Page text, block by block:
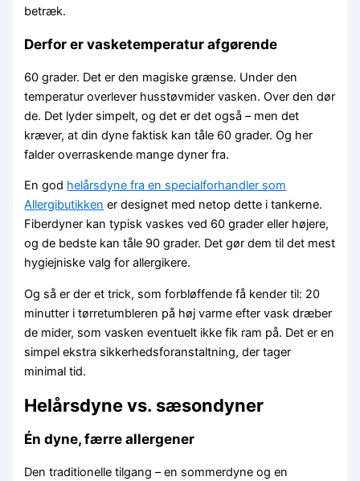
betræk.
Derfor er vasketemperatur afgørende
60 grader. Det er den magiske grænse. Under den
temperatur overlever husstøvmider vasken. Over den dør
de. Det lyder simpelt, og det er det også – men det
kræver, at din dyne faktisk kan tåle 60 grader. Og her
falder overraskende mange dyner fra.
En god helårsdyne fra en specialforhandler som
Allergibutikken er designet med netop dette i tankerne.
Fiberdyner kan typisk vaskes ved 60 grader eller højere,
og de bedste kan tåle 90 grader. Det gør dem til det mest
hygiejniske valg for allergikere.
Og så er der et trick, som forbløffende få kender til: 20
minutter i tørretumbleren på høj varme efter vask dræber
de mider, som vasken eventuelt ikke fik ram på. Det er en
simpel ekstra sikkerhedsforanstaltning, der tager
minimal tid.
Helårsdyne vs. sæsondyner
Én dyne, færre allergener
Den traditionelle tilgang – en sommerdyne og en